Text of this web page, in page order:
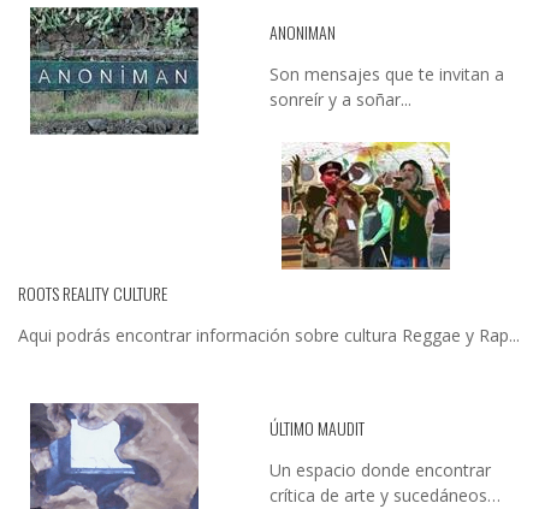
ANONIMAN
Son mensajes que te invitan a
sonreír y a soñar...
ROOTS REALITY CULTURE
Aqui podrás encontrar información sobre cultura Reggae y Rap...
ÚLTIMO MAUDIT
Un espacio donde encontrar
crítica de arte y sucedáneos…